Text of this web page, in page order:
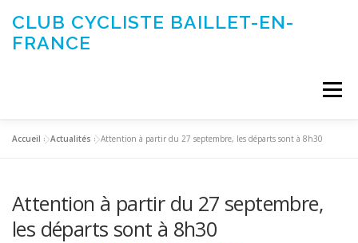
contenu
CLUB CYCLISTE BAILLET-EN-
FRANCE
Menu
SORTIES CLUB CONTACTEZ-NOUS
Accueil »Actualités »Attention à partir du 27 septembre, les départs sont à 8h30
Attention à partir du 27 septembre,
les départs sont à 8h30